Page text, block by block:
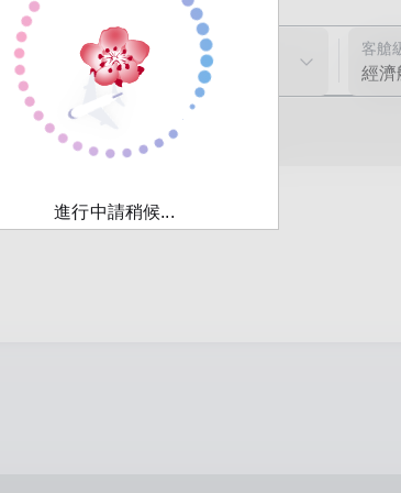
客艙
經濟
促銷代碼 (選填)
進行中請稍候...